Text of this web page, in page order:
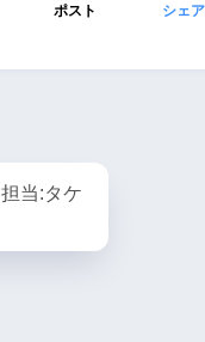
ポスト シェア
当:タケ